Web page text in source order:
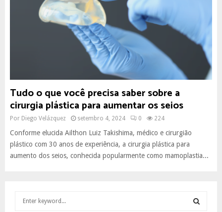
Tudo o que você precisa saber sobre a
cirurgia plástica para aumentar os seios
Por Diego Velázquez setembro 4, 2024 0 224
Conforme elucida Ailthon Luiz Takishima, médico e cirurgião
plástico com 30 anos de experiência, a cirurgia plástica para
aumento dos seios, conhecida popularmente como mamoplastia...